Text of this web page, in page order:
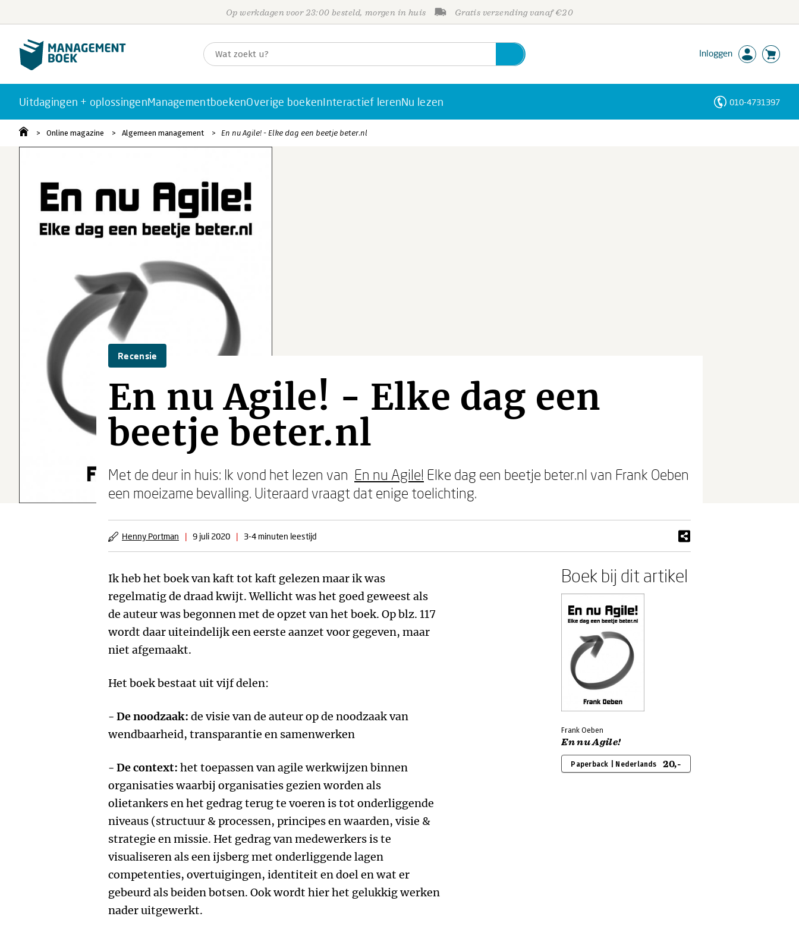
Op werkdagen voor 23:00 besteld, morgen in huis Gratis verzending vanaf €20
Inloggen
Uitdagingen + oplossingenManagementboekenOverige boekenInteractief lerenNu lezen 010-4731397
Online magazine Algemeen management En nu Agile! - Elke dag een beetje beter.nl
Recensie
En nu Agile! - Elke dag een
beetje beter.nl
Met de deur in huis: Ik vond het lezen van En nu Agile! Elke dag een beetje beter.nl van Frank Oeben
een moeizame bevalling. Uiteraard vraagt dat enige toelichting.
Henny Portman | 9 juli 2020 | 3-4 minuten leestijd
Ik heb het boek van kaft tot kaft gelezen maar ik was
regelmatig de draad kwijt. Wellicht was het goed geweest als
de auteur was begonnen met de opzet van het boek. Op blz. 117
wordt daar uiteindelijk een eerste aanzet voor gegeven, maar
niet afgemaakt.
Het boek bestaat uit vijf delen:
- De noodzaak: de visie van de auteur op de noodzaak van
wendbaarheid, transparantie en samenwerken
- De context: het toepassen van agile werkwijzen binnen
organisaties waarbij organisaties gezien worden als
olietankers en het gedrag terug te voeren is tot onderliggende
niveaus (structuur & processen, principes en waarden, visie &
strategie en missie. Het gedrag van medewerkers is te
visualiseren als een ijsberg met onderliggende lagen
competenties, overtuigingen, identiteit en doel en wat er
gebeurd als beiden botsen. Ook wordt hier het gelukkig werken
nader uitgewerkt.
Boek bij dit artikel
Frank Oeben
En nu Agile!
Paperback | Nederlands 20,-
Personen